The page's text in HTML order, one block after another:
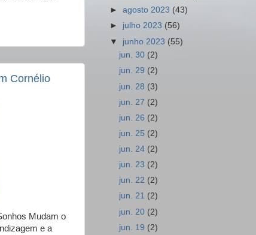
Cornélio
Mudam o
e a
►agosto 2023 (43)
► julho 2023 (56)
▼ junho 2023 (55)
jun. 30 (2)
jun. 29 (2)
jun. 28 (3)
jun. 27 (2)
jun. 26 (2)
jun. 25 (2)
jun. 24 (2)
jun. 23 (2)
jun. 22 (2)
jun. 21 (2)
jun. 20 (2)
jun. 19 (2)